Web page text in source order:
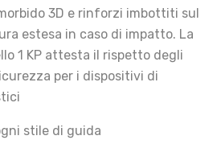
3D e rinforzi imbottiti sul
estesa in caso di impatto. La
1 KP attesta il rispetto degli
per i dispositivi di
stile di guida